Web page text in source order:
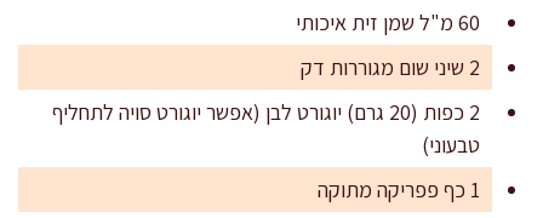
60 מ"ל שמן זית איכותי
2 שיני שום מגוררות דק
2 כפות (20 גרם) יוגורט לבן (אפשר יוגורט סויה לתחליף
טבעוני)
1 כף פפריקה מתוקה